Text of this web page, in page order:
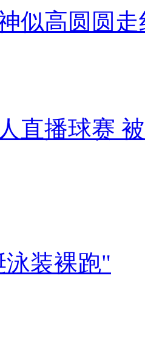
似高圆圆走
直播球赛
装裸跑"